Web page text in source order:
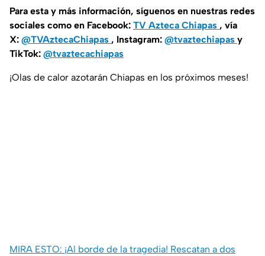
Para esta y más información, síguenos en nuestras redes
sociales como en Facebook: TV Azteca Chiapas , vía
X: @TVAztecaChiapas , Instagram: @tvaztechiapas y
TikTok: @tvaztecachiapas
¡Olas de calor azotarán Chiapas en los próximos meses!
MIRA ESTO: ¡Al borde de la tragedia! Rescatan a dos